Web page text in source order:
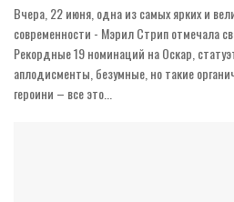
Вчера, 22 июня, одна из самых ярких и
современности - Мэрил Стрип отмечала
Рекордные 19 номинаций на Оскар,
аплодисменты, безумные, но такие
героини – все это...